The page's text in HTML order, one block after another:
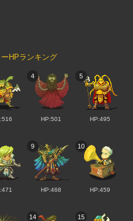
HPランキング
4
HP:501
5
HP:495
9
HP:468
10
HP:459
14 15